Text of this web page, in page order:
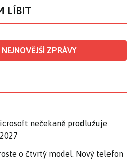
LÍBIT
ZPRÁVY
nečekaně prodlužuje
o čtvrtý model. Nový telefon